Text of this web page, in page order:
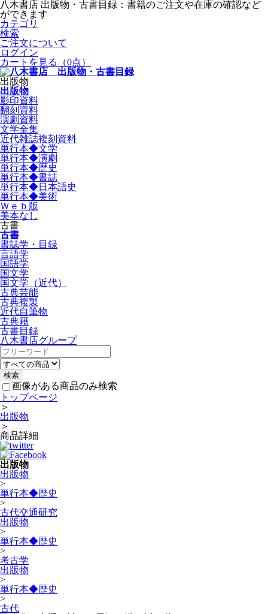
八木書店 出版物・古書目録：書籍のご注文や在庫の確認など
ができます
カテゴリ
検索
ご注文について
ログイン
カートを見る
（0点）
出版物
出版物
影印資料
翻刻資料
演劇資料
文学全集
近代雑誌複刻資料
単行本◆文学
単行本◆演劇
単行本◆歴史
単行本◆書誌
単行本◆日本語史
単行本◆美術
Ｗｅｂ版
美本なし
古書
古書
書誌学・目録
言語学
国語学
国文学
国文学（近代）
古典芸能
古典複製
近代自筆物
古典籍
古書目録
八木書店グループ
画像がある商品のみ検索
トップページ
＞
出版物
＞
商品詳細
出版物
出版物
>
単行本◆歴史
>
古代交通研究
出版物
>
単行本◆歴史
>
考古学
出版物
>
単行本◆歴史
>
古代